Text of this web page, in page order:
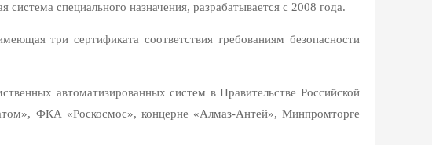
специального назначения, разрабатывается с 2008 года.
три сертификата соответствия требованиям безопасности
автоматизированных систем в Правительстве Российской
ФКА «Роскосмос», концерне «Алмаз-Антей», Минпромторге